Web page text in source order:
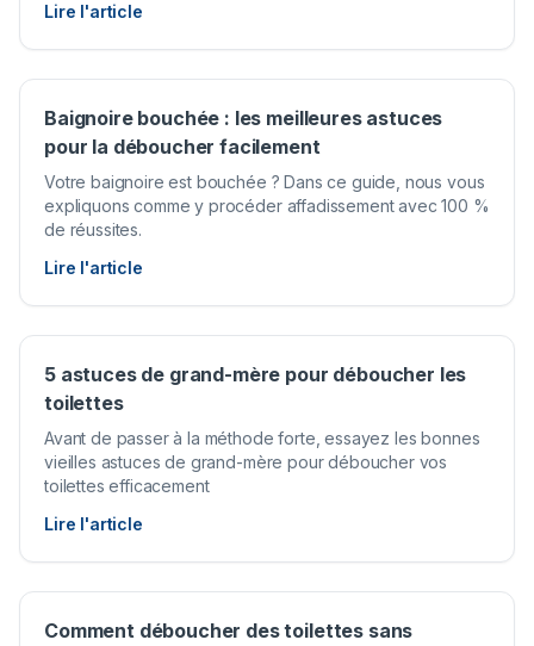
Lire l'article
Baignoire bouchée : les meilleures astuces
pour la déboucher facilement
Votre baignoire est bouchée ? Dans ce guide, nous vous
expliquons comme y procéder affadissement avec 100 %
de réussites.
Lire l'article
5 astuces de grand-mère pour déboucher les
toilettes
Avant de passer à la méthode forte, essayez les bonnes
vieilles astuces de grand-mère pour déboucher vos
toilettes efficacement
Lire l'article
Comment déboucher des toilettes sans